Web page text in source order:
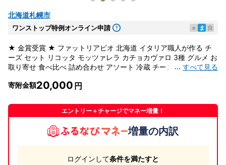
北海道札幌市
ワンストップ特例オンライン申請 e ま 自
★ 金賞受賞 ★ ファットリアビオ 北海道 イタリア職人が作る チ
ーズ セット リコッタ モッツァレラ カチョカヴァロ 3種 グルメ お
取り寄せ 食べ比べ 詰め合わせ アソート 冷蔵 チーズ 北海道 チー
... すべて見る
寄附金額20,000
エントリー＋チャージでマネー増量！
増量の内訳
ログインして条件を満たすと